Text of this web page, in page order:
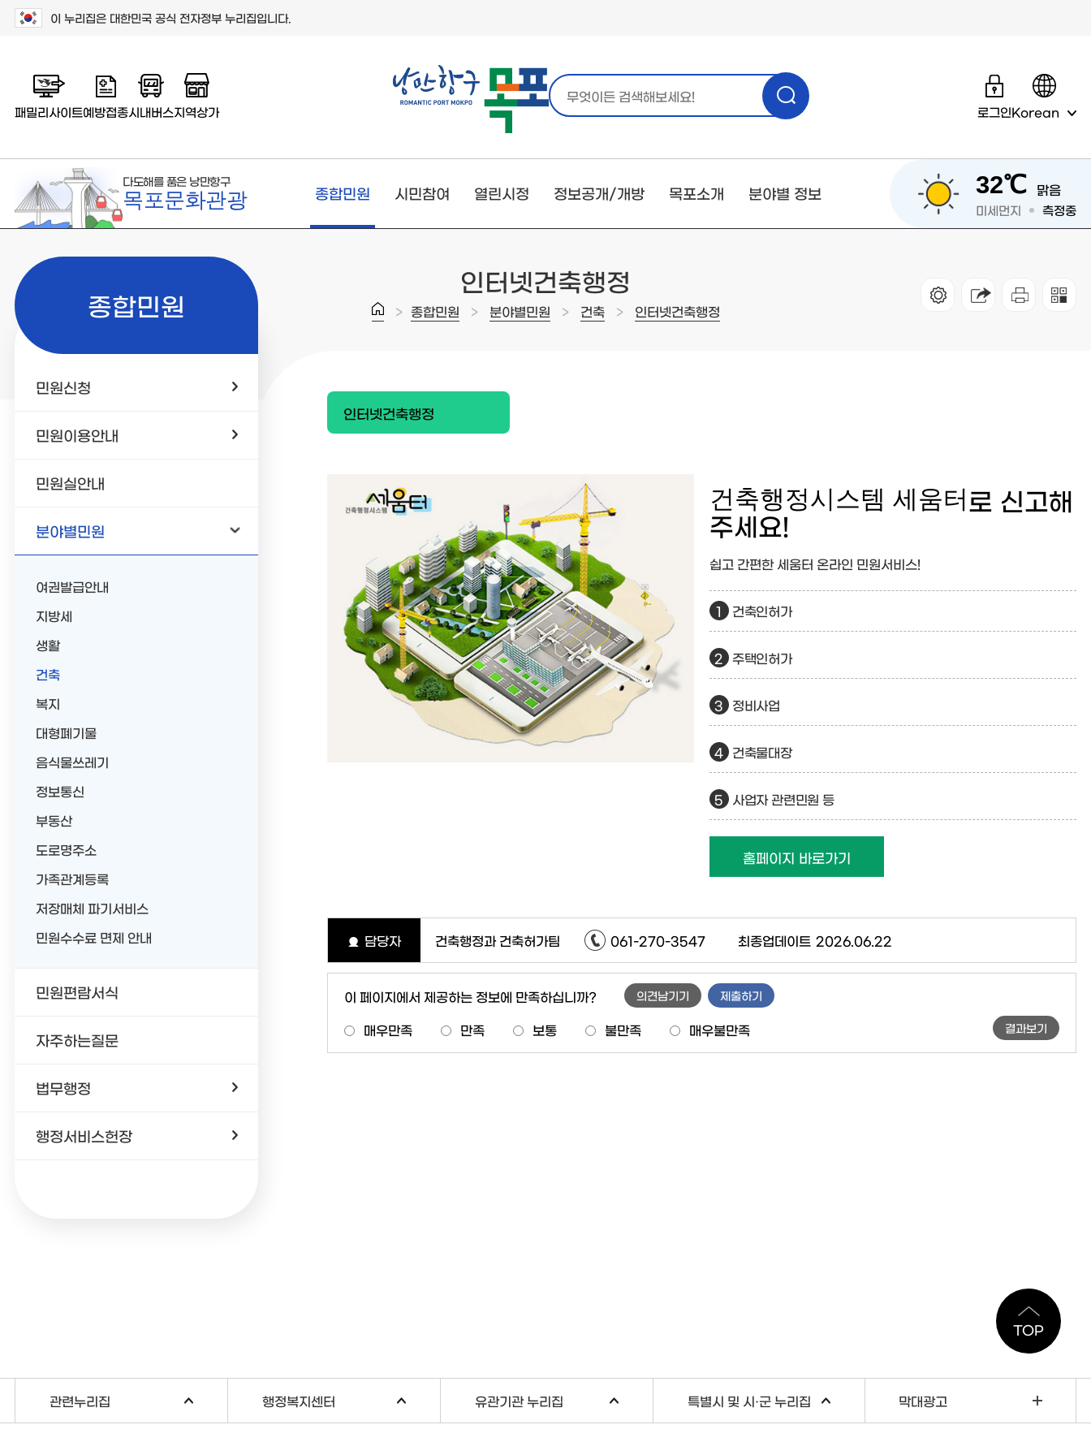
이 누리집은 대한민국 공식 전자정부 누리집입니다.
패밀리사이트예방접종시내버스지역상가 로그인Korean
다도해를 품은 낭만항구
목포문화관광 종합민원 시민참여 열린시정 정보공개/개방 목포소개 분야별 정보 32℃ 맑음
미세먼지 측정중
인터넷건축행정
> 종합민원 > 분야별민원 > 건축 > 인터넷건축행정
종합민원
민원신청
민원이용안내
민원실안내
분야별민원
여권발급안내
지방세
생활
건축
복지
대형폐기물
음식물쓰레기
정보통신
부동산
도로명주소
가족관계등록
저장매체 파기서비스
민원수수료 면제 안내
민원편람서식
자주하는질문
법무행정
행정서비스헌장
인터넷건축행정
건축행정시스템 세움터 로 신고해
주세요!
쉽고 간편한 세움터 온라인 민원서비스!
건축인허가
주택인허가
정비사업
건축물대장
사업자 관련민원 등
홈페이지 바로가기
담당자 건축행정과 건축허가팀 061-270-3547 최종업데이트 2026.06.22
이 페이지에서 제공하는 정보에 만족하십니까?
매우만족 만족 보통 불만족 매우불만족
의견남기기 제출하기
결과보기
TOP
관련누리집 행정복지센터 유관기관 누리집 특별시 및 시·군 누리집 막대광고